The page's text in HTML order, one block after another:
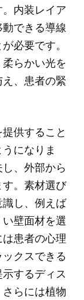
内装レイア
できる導線
必要です。
らかい光を
、患者の緊
供すること
になりま
、外部から
。素材選び
し、例えば
壁面材を選
患者の心理
クスできる
するディス
らには植物